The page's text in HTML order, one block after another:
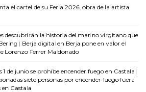
el cartel de su Feria 2026, obra de la artista
descubrirán la historia del marino virgitano que
| Berja digital en Berja pone en valor el
Lorenzo Ferrer Maldonado
1 de junio se prohíbe encender fuego en Castala |
siete personas por encender fuego fuera
Castala